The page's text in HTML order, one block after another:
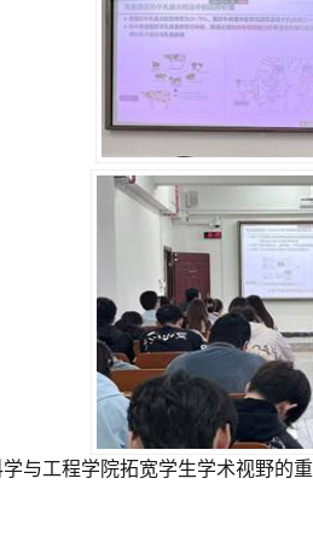
与工程学院拓宽学生学术视野的